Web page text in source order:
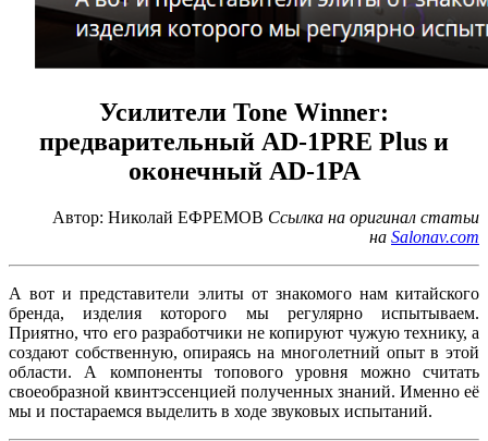
Усилители Tone Winner:
предварительный AD-1PRE Plus и
оконечный AD-1PA
Автор: Николай ЕФРЕМОВ Ссылка на оригинал статьи
на Salonav.com
А вот и представители элиты от знакомого нам китайского
бренда, изделия которого мы регулярно испытываем.
Приятно, что его разработчики не копируют чужую технику, а
создают собственную, опираясь на многолетний опыт в этой
области. А компоненты топового уровня можно считать
своеобразной квинтэссенцией полученных знаний. Именно её
мы и постараемся выделить в ходе звуковых испытаний.